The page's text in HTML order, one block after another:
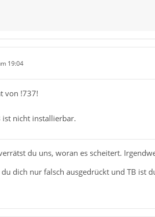
19:04
von !737!
ist nicht installierbar.
du uns, woran es scheitert.
dich nur falsch ausgedrückt und TB ist